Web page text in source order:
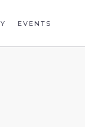
EVENTS